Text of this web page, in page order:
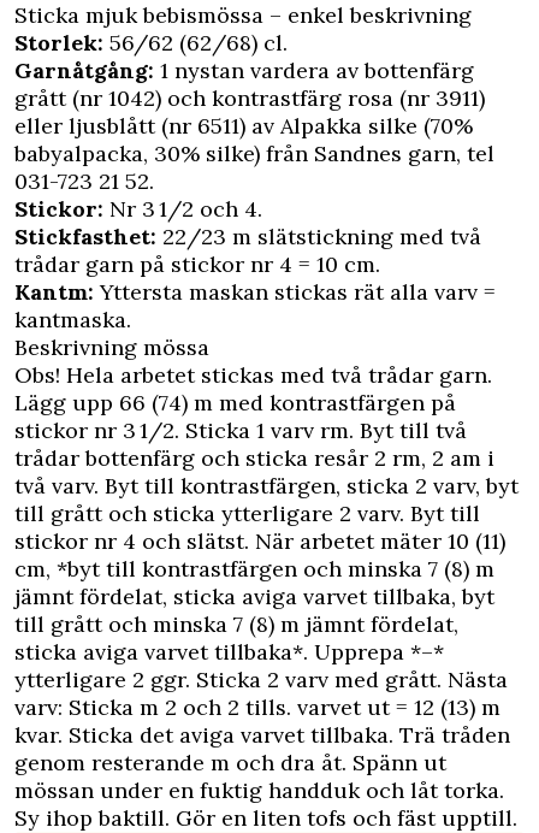
Sticka mjuk bebismössa – enkel beskrivning
Storlek: 56/62 (62/68) cl.
Garnåtgång: 1 nystan vardera av bottenfärg
grått (nr 1042) och kontrastfärg rosa (nr 3911)
eller ljusblått (nr 6511) av Alpakka silke (70%
babyalpacka, 30% silke) från Sandnes garn, tel
031-723 21 52.
Stickor: Nr 3 1/2 och 4.
Stickfasthet: 22/23 m slätstickning med två
trådar garn på stickor nr 4 = 10 cm.
Kantm: Yttersta maskan stickas rät alla varv =
kantmaska.
Beskrivning mössa
Obs! Hela arbetet stickas med två trådar garn.
Lägg upp 66 (74) m med kontrastfärgen på
stickor nr 3 1/2. Sticka 1 varv rm. Byt till två
trådar bottenfärg och sticka resår 2 rm, 2 am i
två varv. Byt till kontrastfärgen, sticka 2 varv, byt
till grått och sticka ytterligare 2 varv. Byt till
stickor nr 4 och slätst. När arbetet mäter 10 (11)
cm, *byt till kontrastfärgen och minska 7 (8) m
jämnt fördelat, sticka aviga varvet tillbaka, byt
till grått och minska 7 (8) m jämnt fördelat,
sticka aviga varvet tillbaka*. Upprepa *–*
ytterligare 2 ggr. Sticka 2 varv med grått. Nästa
varv: Sticka m 2 och 2 tills. varvet ut = 12 (13) m
kvar. Sticka det aviga varvet tillbaka. Trä tråden
genom resterande m och dra åt. Spänn ut
mössan under en fuktig handduk och låt torka.
Sy ihop baktill. Gör en liten tofs och fäst upptill.